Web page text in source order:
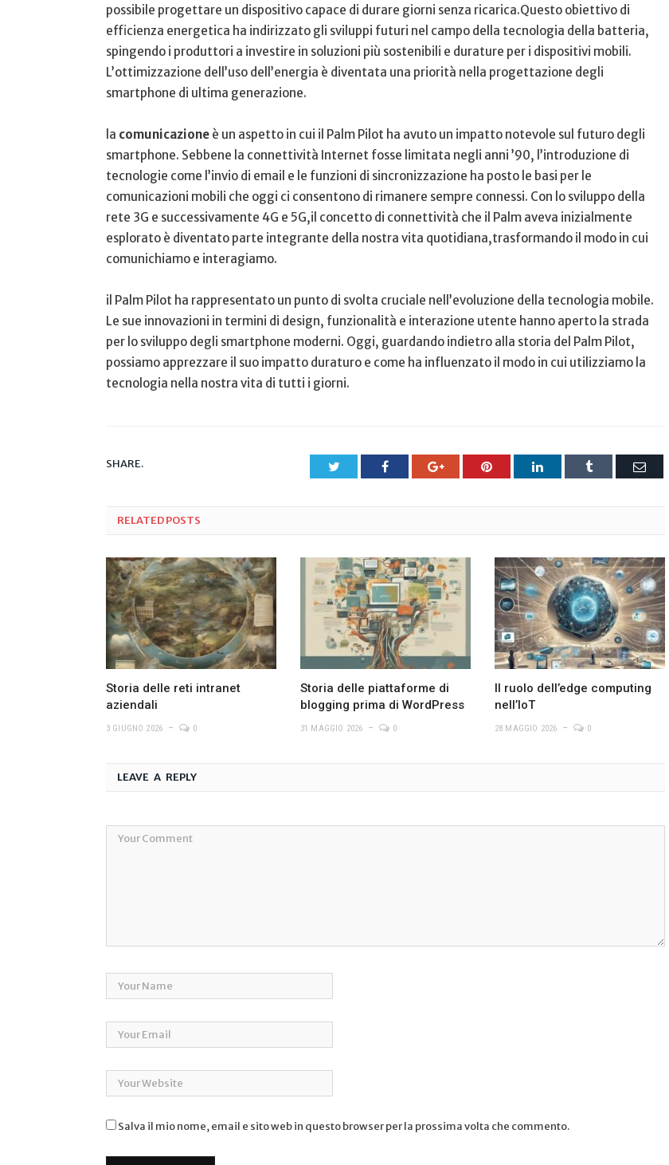
possibile progettare un ​dispositivo capace di durare giorni senza ricarica.Questo obiettivo di⁣
efficienza energetica ha indirizzato‍ gli⁣ sviluppi futuri⁢ nel campo della tecnologia della batteria,
spingendo i produttori a investire in soluzioni ​più sostenibili e durature per i dispositivi mobili.
L’ottimizzazione dell’uso dell’energia è diventata una priorità nella progettazione degli
smartphone di ultima generazione.
la comunicazione è‍ un aspetto in cui⁢ il Palm Pilot ‍ha avuto‍ un impatto notevole sul futuro ⁤degli
smartphone. Sebbene la connettività Internet fosse limitata negli anni ’90, l’introduzione di
tecnologie come l’invio di email e‌ le funzioni di sincronizzazione ha posto le basi per le
comunicazioni mobili che oggi ci consentono di rimanere​ sempre connessi. Con lo sviluppo della
rete 3G e successivamente 4G e 5G,il concetto di connettività che il⁤ Palm aveva inizialmente
esplorato è diventato parte integrante della nostra vita quotidiana,trasformando il ‌modo⁣ in cui
comunichiamo e interagiamo.
il Palm Pilot​ ha rappresentato un punto di svolta cruciale nell’evoluzione della ‌tecnologia mobile.
Le sue ‌innovazioni in⁤ termini‍ di design, funzionalità e interazione utente ⁢hanno aperto la ⁢strada
per lo sviluppo degli smartphone moderni. Oggi, guardando indietro alla storia del Palm‌ Pilot,
⁤possiamo apprezzare il suo impatto duraturo e come ha influenzato ​il modo in cui utilizziamo la‌
tecnologia nella nostra vita ​di tutti i giorni.
SHARE. Twitter Facebook Google+ Pinterest LinkedIn Tumblr Email
RELATEDPOSTS
Storia delle reti intranet
aziendali
3 GIUGNO 2026 0
Storia delle piattaforme di
blogging prima di WordPress
31 MAGGIO 2026 0
Il ruolo dell’edge computing
nell’IoT
28 MAGGIO 2026 0
LEAVE A REPLY
Salva il mio nome, email e sito web in questo browser per la prossima volta che commento.